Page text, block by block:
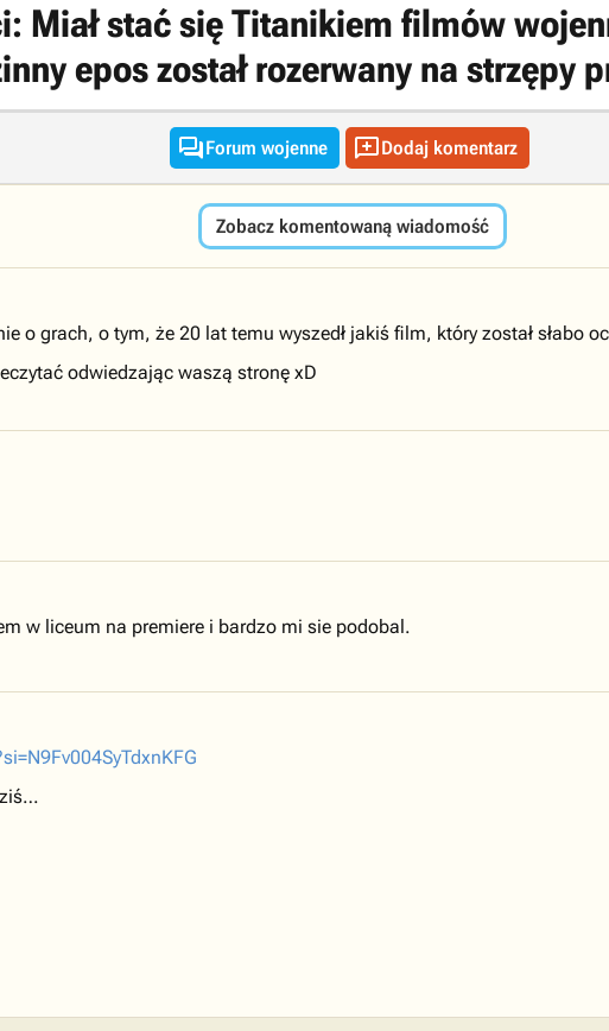
Miał stać się Titanikiem filmów
epos został rozerwany na strzępy
Forum wojenne Dodaj komentarz
Zobacz komentowaną wiadomość
o grach, o tym, że 20 lat temu wyszedł jakiś film, który został słabo
odwiedzając waszą stronę xD
w liceum na premiere i bardzo mi sie podobal.